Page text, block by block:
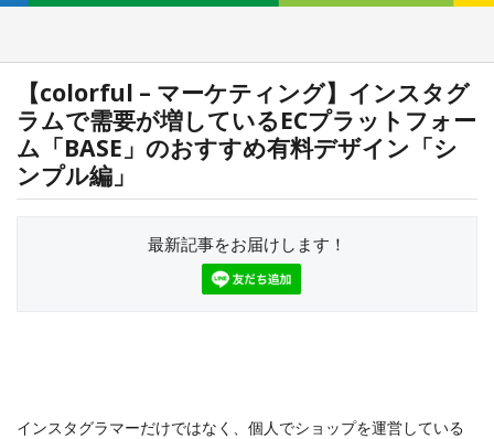
【colorful – マーケティング】インスタグ
ラムで需要が増しているECプラットフォー
ム「BASE」のおすすめ有料デザイン「シ
ンプル編」
最新記事をお届けします！
インスタグラマーだけではなく、個人でショップを運営している